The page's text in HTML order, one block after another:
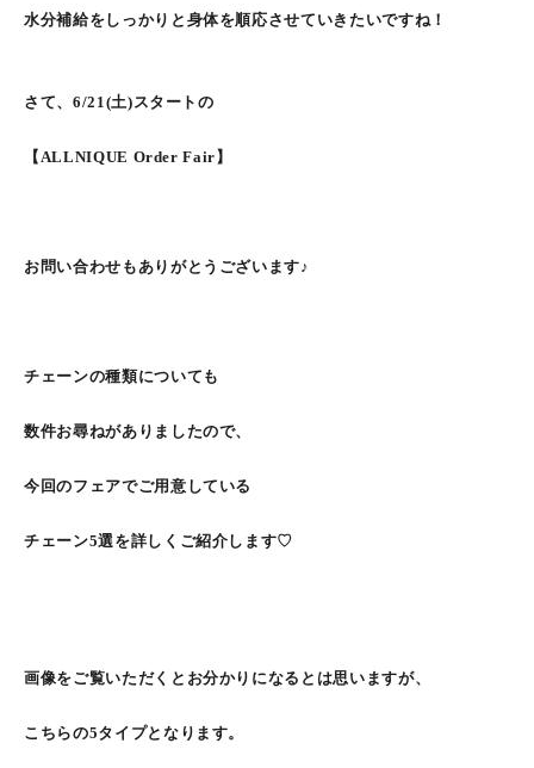
水分補給をしっかりと身体を順応させていきたいですね！
さて、6/21(土)スタートの
【ALLNIQUE Order Fair】
お問い合わせもありがとうございます♪
チェーンの種類についても
数件お尋ねがありましたので、
今回のフェアでご用意している
チェーン5選を詳しくご紹介します♡
画像をご覧いただくとお分かりになるとは思いますが、
こちらの5タイプとなります。